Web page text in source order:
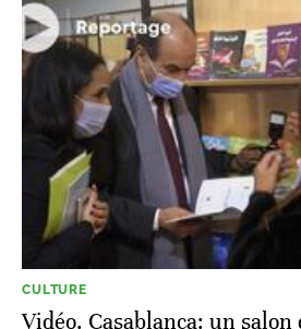
CULTURE
Vidéo. Casablanca: un